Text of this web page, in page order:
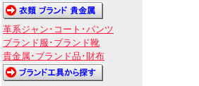
革系ジャン･コート･パンツ
ブランド服･ブランド靴
貴金属･ブランド品･財布